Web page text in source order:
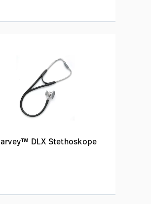
DLX Stethoskope